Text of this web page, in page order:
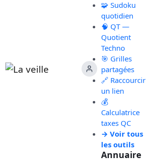
🧩 Sudoku
quotidien
🧠 QT —
Quotient
Techno
🎯 Grilles
partagées
🔗 Raccourcir
un lien
💰
Calculatrice
taxes QC
→ Voir tous
les outils
Annuaire